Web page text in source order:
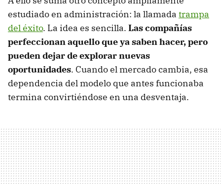
estudiado en administración: la llamada trampa
del éxito. La idea es sencilla. Las compañías
perfeccionan aquello que ya saben hacer, pero
pueden dejar de explorar nuevas
oportunidades. Cuando el mercado cambia, esa
dependencia del modelo que antes funcionaba
termina convirtiéndose en una desventaja.